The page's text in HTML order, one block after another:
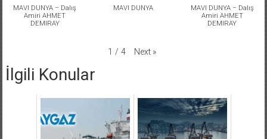
MAVI DUNYA – Dalış
Amiri AHMET
DEMIRAY
MAVI DUNYA
MAVI DUNYA – Dalış
Amiri AHMET
DEMIRAY
1 / 4 Next »
İlgili Konular